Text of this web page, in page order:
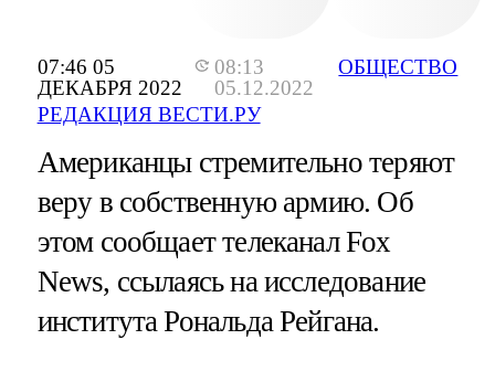
07:46 05
ДЕКАБРЯ 2022
08:13
05.12.2022
РЕДАКЦИЯ ВЕСТИ.РУ
ОБЩЕСТВО
Американцы стремительно теряют
веру в собственную армию. Об
этом сообщает телеканал Fox
News, ссылаясь на исследование
института Рональда Рейгана.